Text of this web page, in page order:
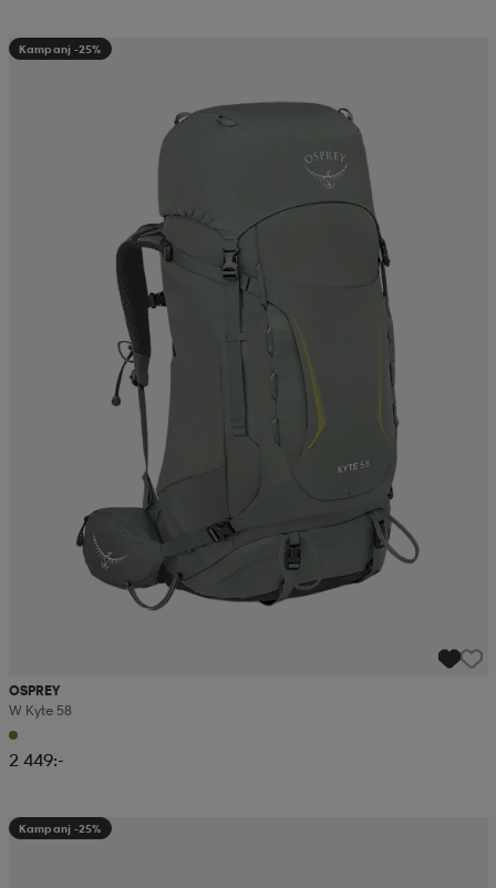
Kampanj -25%
OSPREY
W Kyte 58
2 449:-
Kampanj -25%